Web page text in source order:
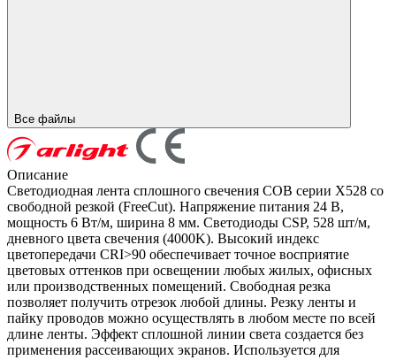
Все файлы
Описание
Светодиодная лента сплошного свечения COB серии X528 со
свободной резкой (FreeCut). Напряжение питания 24 В,
мощность 6 Вт/м, ширина 8 мм. Светодиоды CSP, 528 шт/м,
дневного цвета свечения (4000K). Высокий индекс
цветопередачи CRI>90 обеспечивает точное восприятие
цветовых оттенков при освещении любых жилых, офисных
или производственных помещений. Свободная резка
позволяет получить отрезок любой длины. Резку ленты и
пайку проводов можно осуществлять в любом месте по всей
длине ленты. Эффект сплошной линии света создается без
применения рассеивающих экранов. Используется для